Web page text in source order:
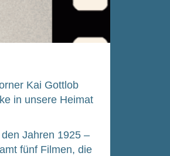
Kai Gott­lob
in unse­re Hei­mat
Jah­ren 1925 –
fünf Fil­men, die